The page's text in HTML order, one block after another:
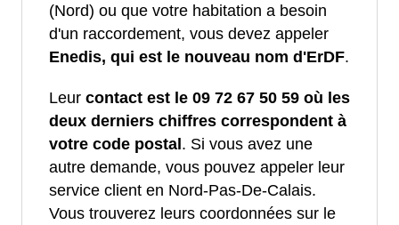
(Nord) ou que votre habitation a besoin
d'un raccordement, vous devez appeler
Enedis, qui est le nouveau nom d'ErDF.
Leur contact est le 09 72 67 50 59 où les
deux derniers chiffres correspondent à
votre code postal . Si vous avez une
autre demande, vous pouvez appeler leur
service client en Nord-Pas-De-Calais.
Vous trouverez leurs coordonnées sur le